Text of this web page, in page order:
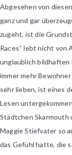
Abgesehen von
ganz und gar
zugeht, ist die
Races“ lebt nicht von
unglaublich bildhaften
immer mehr
sehr lieben, ist eines
Lesen
Städtchen Skarmouth
Maggie Stiefvater so
das Gefühl hatte, die